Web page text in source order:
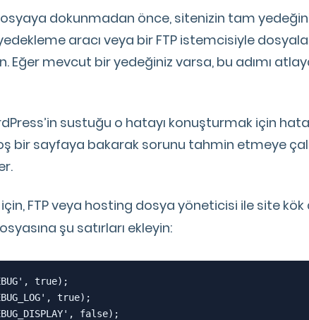
dokunmadan önce, sitenizin tam yedeğini
aracı veya bir FTP istemcisiyle
Eğer mevcut bir yedeğiniz varsa, bu adımı
sustuğu o hatayı konuşturmak için
bir sayfaya bakarak sorunu tahmin etmeye
FTP veya hosting dosya yöneticisi ile site
şu satırları ekleyin:
true);
true);
false);